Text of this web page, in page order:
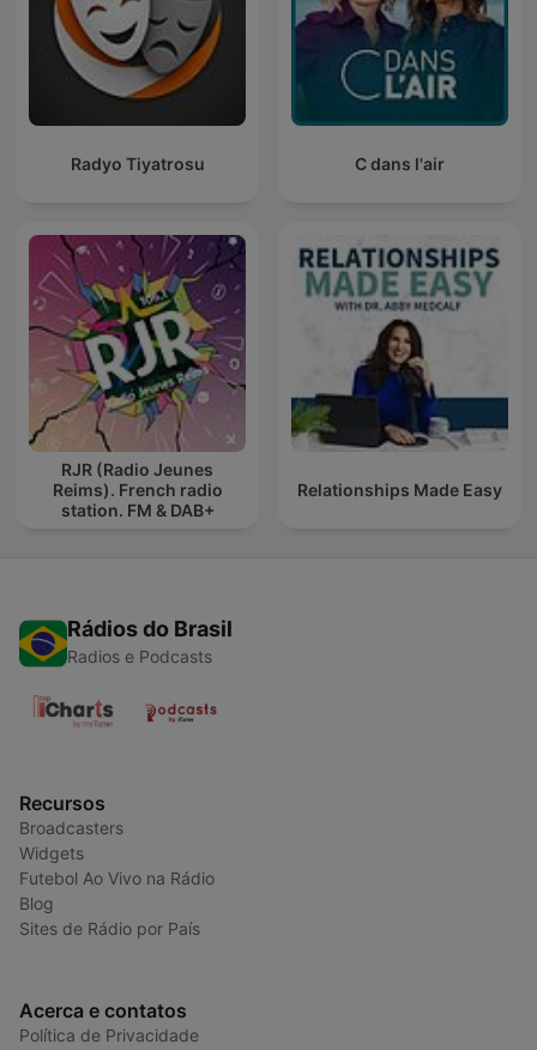
Radyo Tiyatrosu C dans l'air
RJR (Radio Jeunes
Reims). French radio
station. FM & DAB+
Relationships Made Easy
Rádios do Brasil
Radios e Podcasts
Recursos
Broadcasters
Widgets
Futebol Ao Vivo na Rádio
Blog
Sites de Rádio por País
Acerca e contatos
Política de Privacidade